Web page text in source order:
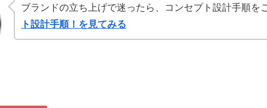
ブランドの立ち上げで迷ったら、コンセプト設計手順を
ト設計手順！を見てみる